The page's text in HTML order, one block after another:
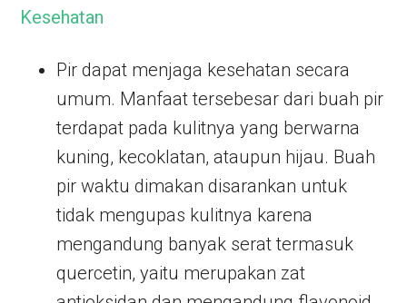
Kesehatan
Pir dapat menjaga kesehatan secara
umum. Manfaat tersebesar dari buah pir
terdapat pada kulitnya yang berwarna
kuning, kecoklatan, ataupun hijau. Buah
pir waktu dimakan disarankan untuk
tidak mengupas kulitnya karena
mengandung banyak serat termasuk
quercetin, yaitu merupakan zat